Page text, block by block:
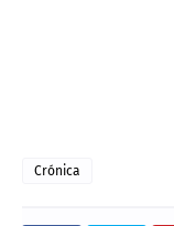
Crónica